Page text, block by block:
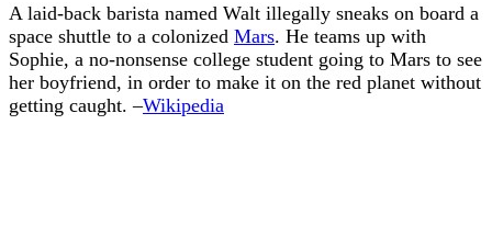
A laid-back barista named Walt illegally sneaks on board a
space shuttle to a colonized Mars. He teams up with
Sophie, a no-nonsense college student going to Mars to see
her boyfriend, in order to make it on the red planet without
getting caught. –Wikipedia